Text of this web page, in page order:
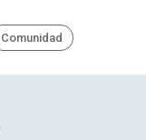
Comunidad